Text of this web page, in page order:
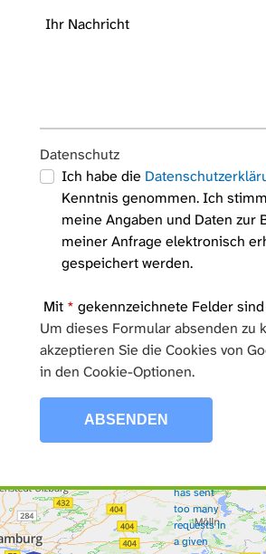
Datenschutz
Ich habe die
Kenntnis genommen. Ich
meine Angaben und Daten zur
meiner Anfrage elektronisch
gespeichert werden.
Mit * gekennzeichnete Felder
Um dieses Formular absenden zu
akzeptieren Sie die Cookies von
in den Cookie-Optionen.
ABSENDEN
Too
Many
has sent
too many
requests in
a given